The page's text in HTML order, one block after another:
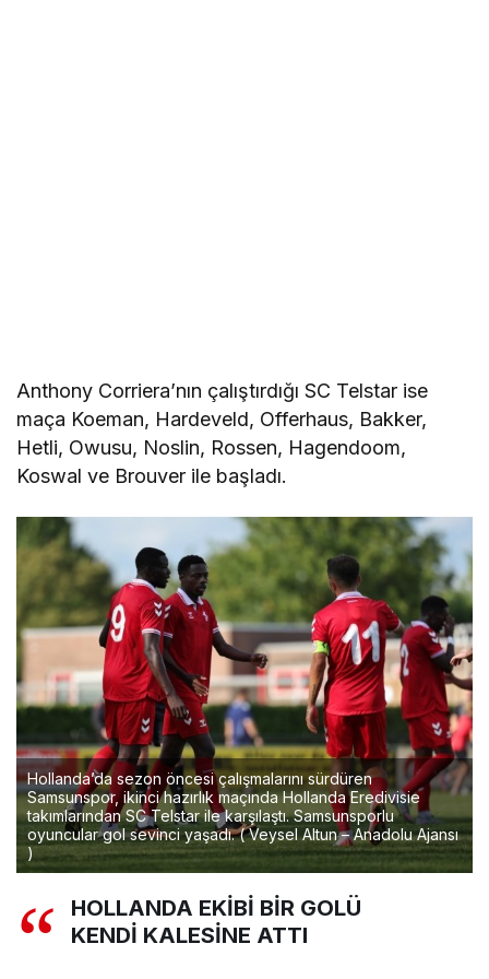
Anthony Corriera’nın çalıştırdığı SC Telstar ise
maça Koeman, Hardeveld, Offerhaus, Bakker,
Hetli, Owusu, Noslin, Rossen, Hagendoom,
Koswal ve Brouver ile başladı.
Hollanda’da sezon öncesi çalışmalarını sürdüren
Samsunspor, ikinci hazırlık maçında Hollanda Eredivisie
takımlarından SC Telstar ile karşılaştı. Samsunsporlu
oyuncular gol sevinci yaşadı. ( Veysel Altun – Anadolu Ajansı
)
HOLLANDA EKİBİ BİR GOLÜ
KENDİ KALESİNE ATTI